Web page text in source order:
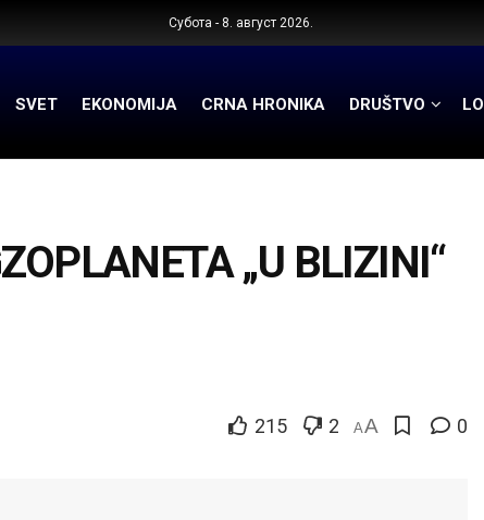
Субота - 8. август 2026.
SVET EKONOMIJA CRNA HRONIKA DRUŠTVO
„U BLIZINI“
215 2 AA 0